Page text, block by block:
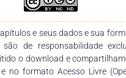
aspectos relacionados
à base de
compostos funcionais,
de recursos
e seus dados e sua
são de responsabilidade
o download e
no formato Acesso Livre